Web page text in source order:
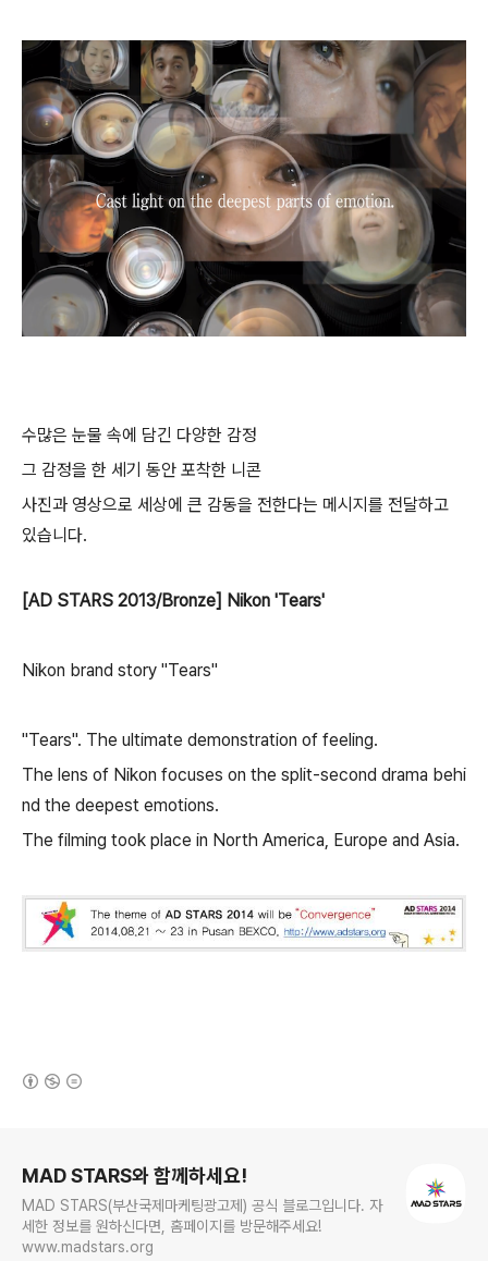
수많은 눈물 속에 담긴 다양한 감정
그 감정을 한 세기 동안 포착한 니콘
사진과 영상으로 세상에 큰 감동을 전한다는 메시지를 전달하고
있습니다.
[AD STARS 2013/Bronze] Nikon 'Tears'
Nikon brand story "Tears"
"Tears". The ultimate demonstration of feeling.
The lens of Nikon focuses on the split-second drama behi
nd the deepest emotions.
The filming took place in North America, Europe and Asia.
MAD STARS와 함께하세요!
MAD STARS(부산국제마케팅광고제) 공식 블로그입니다. 자
세한 정보를 원하신다면, 홈페이지를 방문해주세요!
www.madstars.org